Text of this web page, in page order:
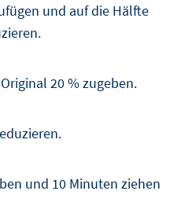
und auf die Hälfte
20 % zugeben.
und 10 Minuten ziehen